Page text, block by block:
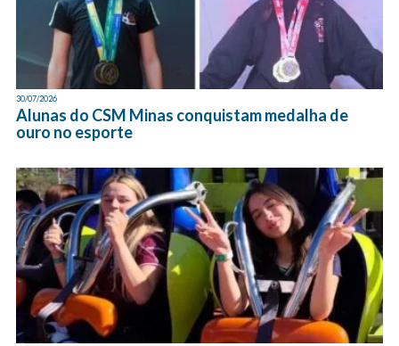
30/07/2026
Alunas do CSM Minas conquistam medalha de
ouro no esporte